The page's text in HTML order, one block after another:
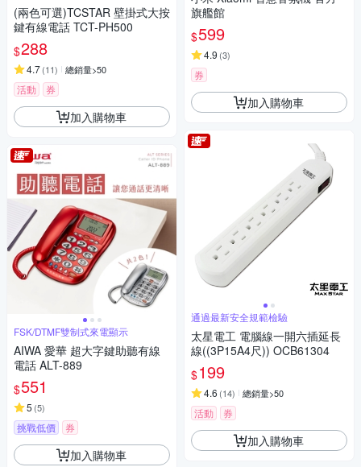
(兩色可選)TCSTAR 壁掛式大按
鍵有線電話 TCT-PH500
$288
4.7(11) 總銷量>50
活動 券
加入購物車
FSK/DTMF雙制式來電顯示
AIWA 愛華 超大字鍵助聽有線
電話 ALT-889
$551
5 (5)
挑戰低價 券
加入購物車
旗艦館
$599
4.9 (3)
券
加入購物車
通過最新安全規範檢驗
太星電工 電腦線一開六插延長
線((3P15A4尺)) OCB61304
$199
4.6 (14) 總銷量>50
活動 券
加入購物車